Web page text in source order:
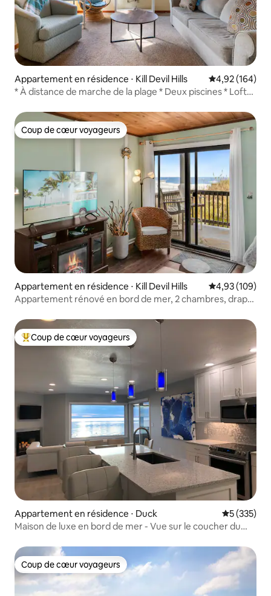
Appartement en résidence ⋅ Kill Devil Hills Évaluation
4,92 (164)
* À distance de marche de la plage * Deux piscines * Loft
Coup de cœur voyageurs
Coup de cœur voyageurs
Appartement en résidence ⋅ Kill Devil Hills Évaluation
4,93 (109)
Appartement rénové en bord de mer, 2 chambres, draps
Coups de cœur voyageurs les plus appréciés
Coup de cœur voyageurs
Appartement en résidence ⋅ Duck Évaluation
5 (335)
Maison de luxe en bord de mer - Vue sur le coucher du
Coup de cœur voyageurs
Coup de cœur voyageurs